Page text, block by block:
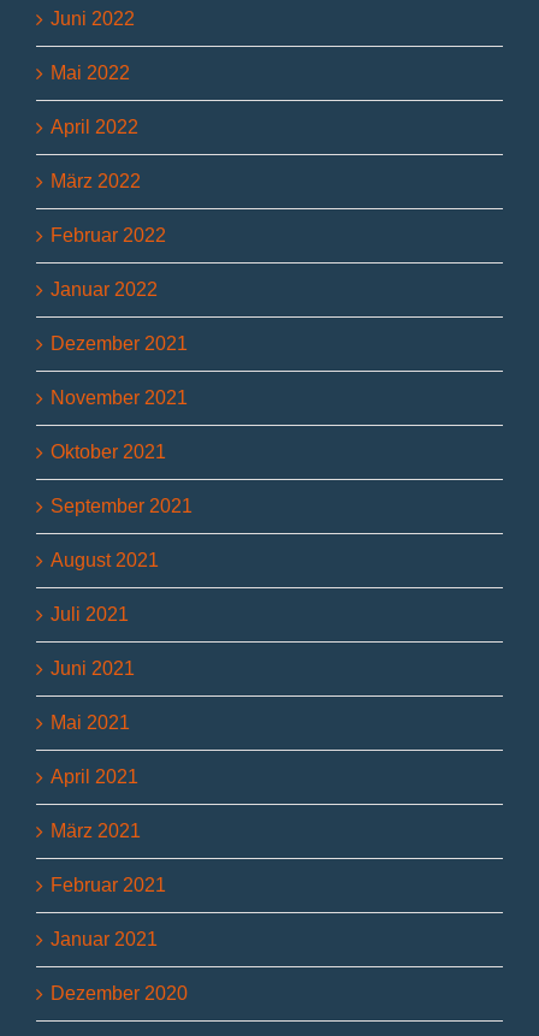
Juni 2022
Mai 2022
April 2022
März 2022
Februar 2022
Januar 2022
Dezember 2021
November 2021
Oktober 2021
September 2021
August 2021
Juli 2021
Juni 2021
Mai 2021
April 2021
März 2021
Februar 2021
Januar 2021
Dezember 2020